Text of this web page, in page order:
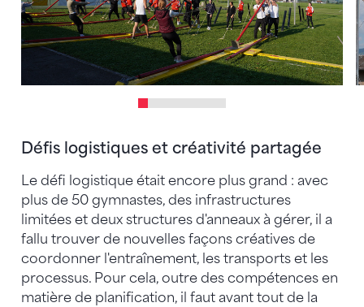
Défis logistiques et créativité partagée
Le défi logistique était encore plus grand : avec
plus de 50 gymnastes, des infrastructures
limitées et deux structures d'anneaux à gérer, il a
fallu trouver de nouvelles façons créatives de
coordonner l'entraînement, les transports et les
processus. Pour cela, outre des compétences en
matière de planification, il faut avant tout de la